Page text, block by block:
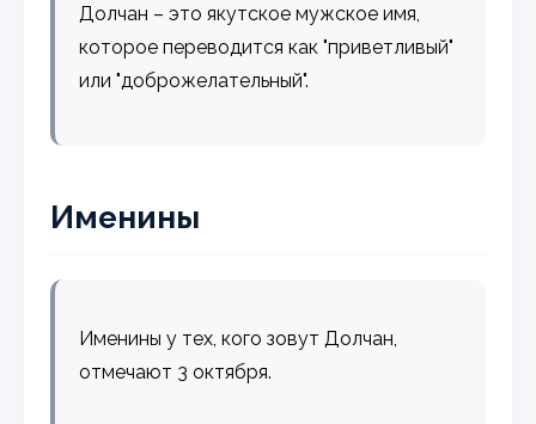
Долчан – это якутское мужское имя,
которое переводится как "приветливый"
или "доброжелательный".
Именины
Именины у тех, кого зовут Долчан,
отмечают 3 октября.